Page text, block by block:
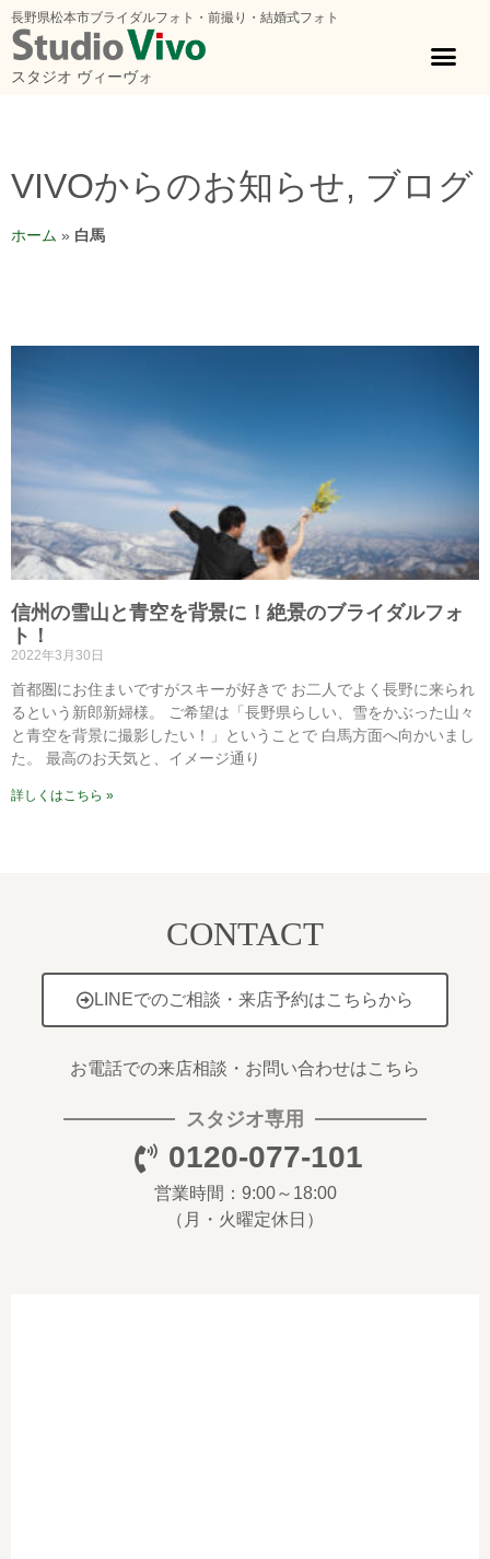
長野県松本市ブライダルフォト・前撮り・結婚式フォト
スタジオ ヴィーヴォ
VIVOからのお知らせ, ブログ
ホーム » 白馬
信州の雪山と青空を背景に！絶景のブライダルフォ
ト！
2022年3月30日
首都圏にお住まいですがスキーが好きで お二人でよく長野に来られ
るという新郎新婦様。 ご希望は「長野県らしい、雪をかぶった山々
と青空を背景に撮影したい！」ということで 白馬方面へ向かいまし
た。 最高のお天気と、イメージ通り
詳しくはこちら »
CONTACT
LINEでのご相談・来店予約はこちらから
お電話での来店相談・お問い合わせはこちら
スタジオ専用
0120-077-101
営業時間：9:00～18:00
（月・火曜定休日）